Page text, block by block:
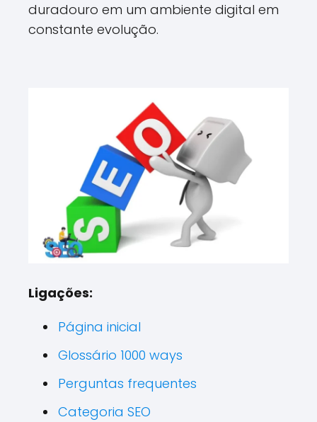
duradouro em um ambiente digital em
constante evolução.
Ligações:
Página inicial
Glossário 1000 ways
Perguntas frequentes
Categoria SEO